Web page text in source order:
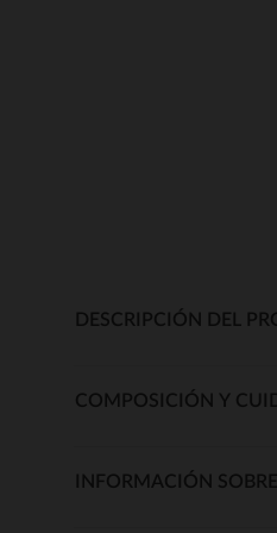
DESCRIPCIÓN DEL
COMPOSICIÓN Y
INFORMACIÓN